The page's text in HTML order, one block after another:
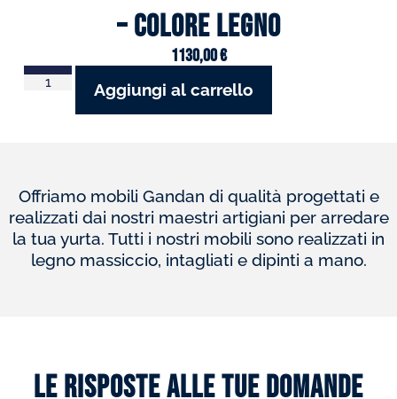
– Colore legno
1130,00€
Aggiungi al carrello
Offriamo mobili Gandan di qualità progettati e
realizzati dai nostri maestri artigiani per arredare
la tua yurta. Tutti i nostri mobili sono realizzati in
legno massiccio, intagliati e dipinti a mano.
Le risposte alle tue domande